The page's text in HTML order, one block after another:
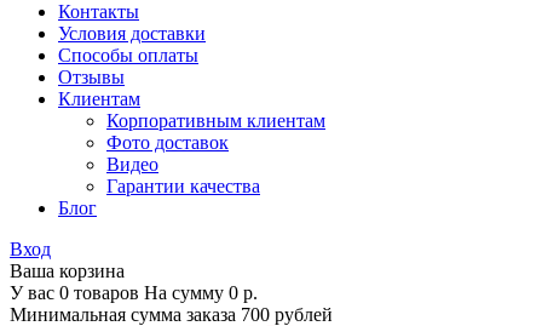
Контакты
Условия доставки
Способы оплаты
Отзывы
Клиентам
Корпоративным клиентам
Фото доставок
Видео
Гарантии качества
Блог
Вход
Ваша корзина
У вас 0 товаров На сумму 0 р.
Минимальная сумма заказа 700 рублей